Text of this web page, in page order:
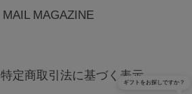
MAIL MAGAZINE
特定商取引法に基づく表示
ギフトをお探しですか？